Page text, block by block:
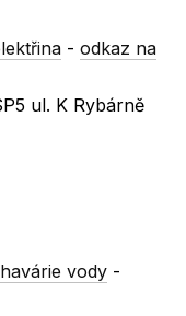
-odkaz na
ul. K Rybárně
havárie vody -